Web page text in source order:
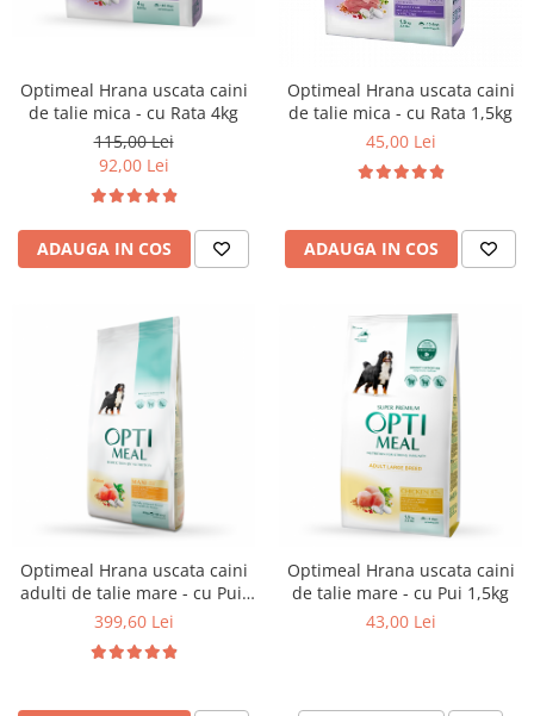
Optimeal Hrana uscata caini
de talie mica - cu Rata 4kg
115,00 Lei
92,00 Lei
ADAUGA IN COS
Optimeal Hrana uscata caini
de talie mica - cu Rata 1,5kg
45,00 Lei
ADAUGA IN COS
Optimeal Hrana uscata caini
adulti de talie mare - cu Pui,
20kg
399,60 Lei
Optimeal Hrana uscata caini
de talie mare - cu Pui 1,5kg
43,00 Lei